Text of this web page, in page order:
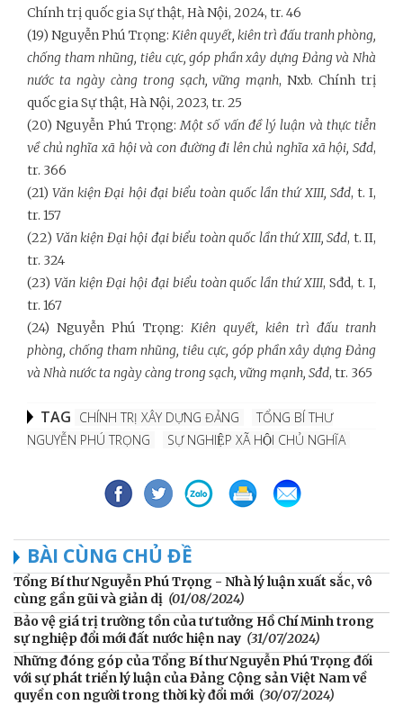
Chính trị quốc gia Sự thật, Hà Nội, 2024, tr. 46
(19) Nguyễn Phú Trọng: Kiên quyết, kiên trì đấu tranh phòng,
chống tham nhũng, tiêu cực, góp phần xây dựng Đảng và Nhà
nước ta ngày càng trong sạch, vững mạnh, Nxb. Chính trị
quốc gia Sự thật, Hà Nội, 2023, tr. 25
(20) Nguyễn Phú Trọng:Một số vấn đề lý luận và thực tiễn
về chủ nghĩa xã hội và con đường đi lên chủ nghĩa xã hội, Sđd,
tr. 366
(21)Văn kiện Đại hội đại biểu toàn quốc lần thứ XIII, Sđd, t. I,
tr. 157
(22) Văn kiện Đại hội đại biểu toàn quốc lần thứ XIII, Sđd, t. II,
tr. 324
(23) Văn kiện Đại hội đại biểu toàn quốc lần thứ XIII, Sđd, t. I,
tr. 167
(24) Nguyễn Phú Trọng: Kiên quyết, kiên trì đấu tranh
phòng, chống tham nhũng, tiêu cực, góp phần xây dựng Đảng
và Nhà nước ta ngày càng trong sạch, vững mạnh, Sđd, tr. 365
TAG CHÍNH TRỊ XÂY DỰNG ĐẢNG
TỔNG BÍ THƯ
NGUYỄN PHÚ TRỌNG
SỰ NGHIỆP XÃ HỘI CHỦ NGHĨA
BÀI CÙNG CHỦ ĐỀ
Tổng Bí thư Nguyễn Phú Trọng - Nhà lý luận xuất sắc, vô
cùng gần gũi và giản dị (01/08/2024)
Bảo vệ giá trị trường tồn của tư tưởng Hồ Chí Minh trong
sự nghiệp đổi mới đất nước hiện nay (31/07/2024)
Những đóng góp của Tổng Bí thư Nguyễn Phú Trọng đối
với sự phát triển lý luận của Đảng Cộng sản Việt Nam về
quyền con người trong thời kỳ đổi mới (30/07/2024)